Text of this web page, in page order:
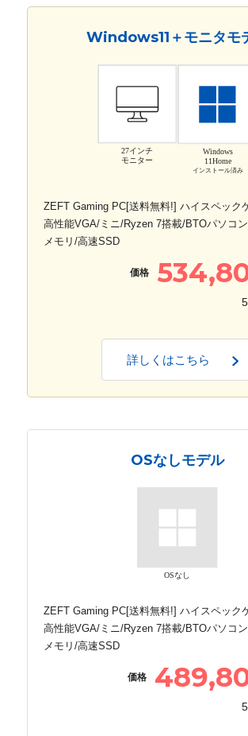
Windows11＋モニタモ
27インチ
モニター
Windows
11Home
インストール済み
ZEFT Gaming PC[送料無料!] ハイスペック
高性能VGA/ミニ/Ryzen 7搭載/BTOパソコ
メモリ/高速SSD
価格
詳しくはこちら
OSなしモデル
OSなし
ZEFT Gaming PC[送料無料!] ハイスペック
高性能VGA/ミニ/Ryzen 7搭載/BTOパソコ
メモリ/高速SSD
価格